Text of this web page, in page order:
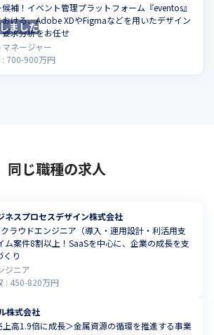
補！イベント管理プラットフォーム『eventos』
ける、Adobe XDやFigmaなどを用いたデザイン
求分析をお任せ
ネージャー
700-900万円
ました
同じ職種の求人
ネスプロセスデザイン株式会社
ラウドエンジニア（導入・運用設計・利活用支
ム案件8割以上！SaaSを中心に、企業の成長を支
くり
ジニア
: 450-820万円
株式会社
上高1.9倍に成長＞金属資源の循環を推進する事業